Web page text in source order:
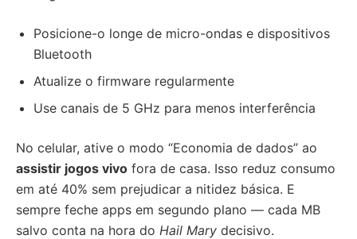
Posicione-o longe de micro-ondas e dispositivos
Bluetooth
Atualize o firmware regularmente
Use canais de 5 GHz para menos interferência
No celular, ative o modo “Economia de dados” ao
assistir jogos vivo fora de casa. Isso reduz consumo
em até 40% sem prejudicar a nitidez básica. E
sempre feche apps em segundo plano — cada MB
salvo conta na hora do Hail Mary decisivo.